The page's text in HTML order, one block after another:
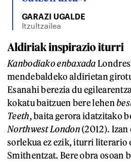
GARAZI UGALDE
Itzultzailea
Aldiriak inspirazio iturri
Kanbodiako enbaxada
mendebaldeko aldirietan
Esanahi berezia du
kokatu baitzuen bere lehen
Teeth, baita gerora idatzitako
Northwest London(2012). Izan
sorlekua ez ezik, iturri literario
Smithentzat. Bere obra osoan